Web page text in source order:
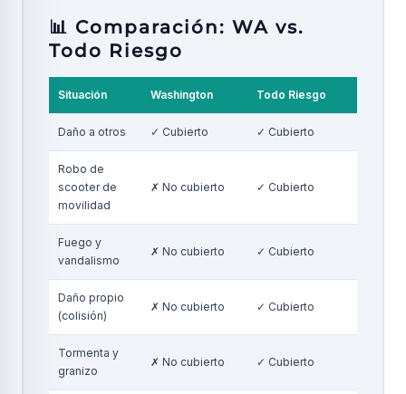
📊 Comparación: WA vs.
Todo Riesgo
Situación Washington Todo Riesgo
Daño a otros ✓ Cubierto ✓ Cubierto
Robo de
scooter de
movilidad
✗ No cubierto ✓ Cubierto
Fuego y
vandalismo
✗ No cubierto ✓ Cubierto
Daño propio
(colisión)
✗ No cubierto ✓ Cubierto
Tormenta y
granizo
✗ No cubierto ✓ Cubierto